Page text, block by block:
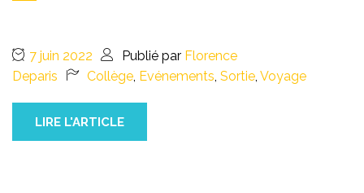
7 juin 2022 Publié par Florence
Deparis
Collège, Evénements, Sortie, Voyage
LIRE L'ARTICLE